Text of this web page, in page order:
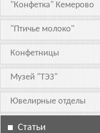
"Конфетка" Кемерово
"Птичье молоко"
Конфетницы
Музей "ТЭЗ"
Ювелирные отделы
Статьи